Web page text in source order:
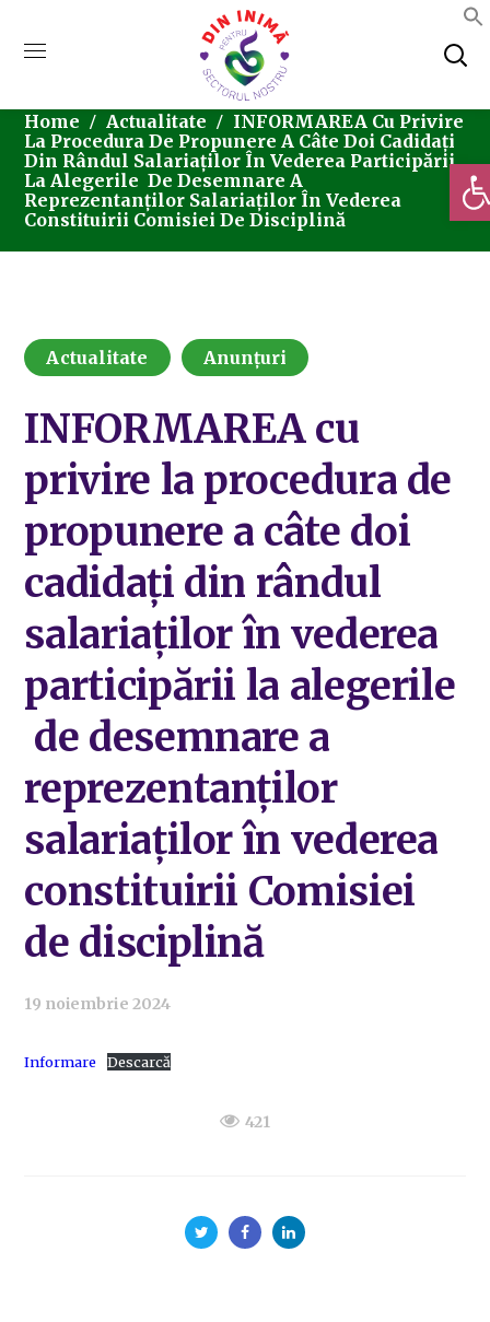
Home Actualitate
INFORMAREA Cu Privire
La Procedura De Propunere A Câte Doi Cadidați
Din Rândul Salariaților În Vederea Participării
La Alegerile De Desemnare A
Reprezentanților Salariaților În Vederea
Constituirii Comisiei De Disciplină
Actualitate Anunțuri
INFORMAREA cu
privire la procedura de
propunere a câte doi
cadidați din rândul
salariaților în vederea
participării la alegerile
de desemnare a
reprezentanților
salariaților în vederea
constituirii Comisiei
de disciplină
19 noiembrie 2024
Informare Descarcă
421